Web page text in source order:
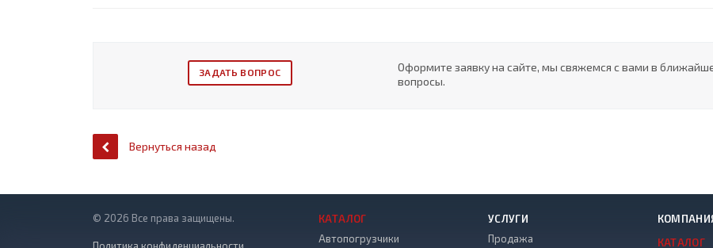
ЗАДАТЬ ВОПРОС
Оформите заявку на сайте, мы свяжемся с вами в
вопросы.
Вернуться назад
© 2026 Все права защищены.
КАТАЛОГ
Автопогрузчики
УСЛУГИ
Продажа
КАТАЛОГ